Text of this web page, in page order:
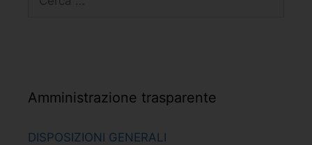
Amministrazione trasparente
DISPOSIZIONI GENERALI